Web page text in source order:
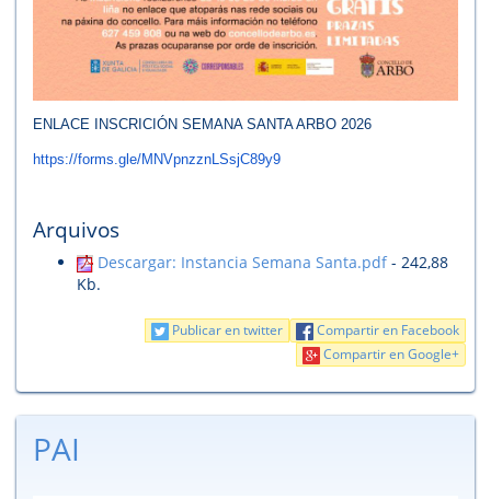
ENLACE INSCRICIÓN SEMANA SANTA ARBO 2026
https://forms.gle/MNVpnzznLSsjC89y9
Arquivos
Descargar: Instancia Semana Santa.pdf- 242,88
Kb.
Compartir en Facebook
Publicar en twitter
Compartir en Google+
PAI